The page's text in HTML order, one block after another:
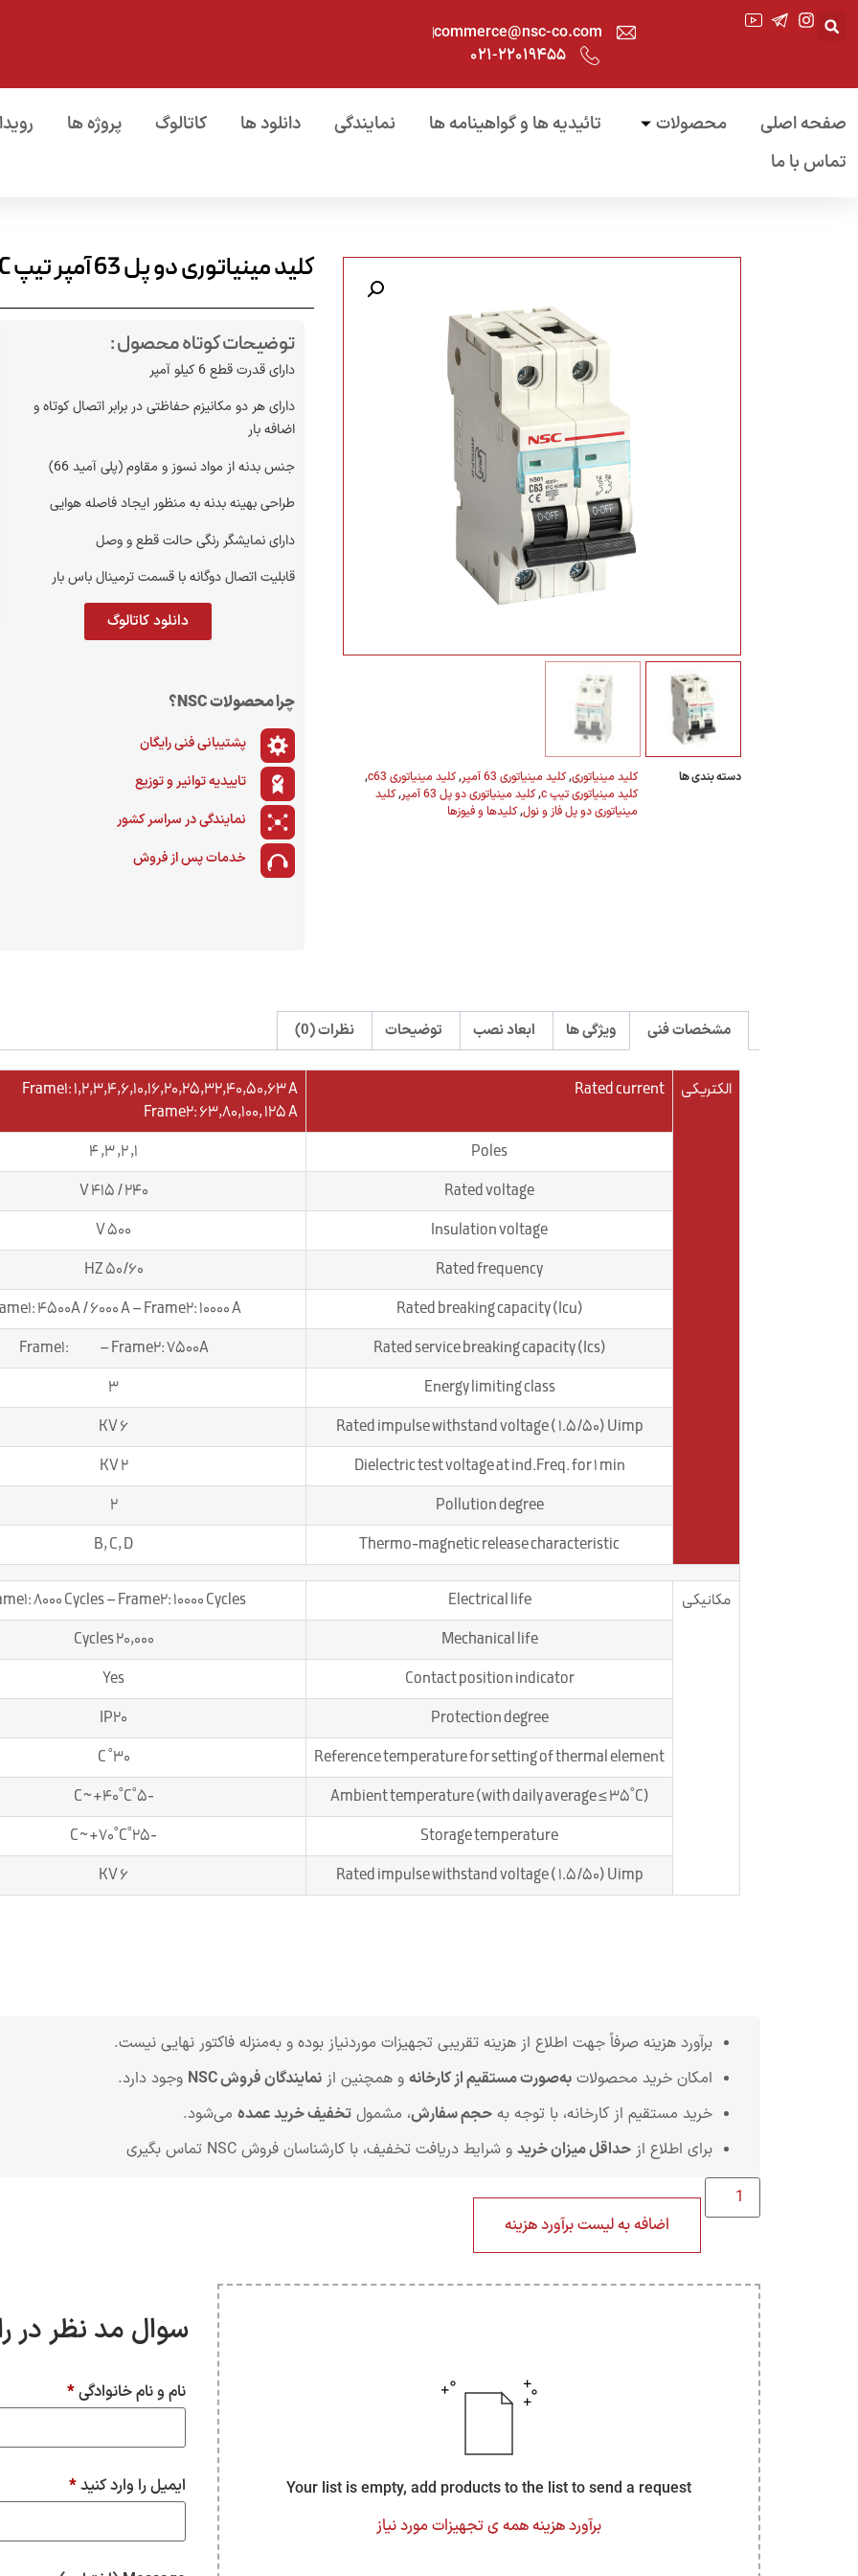
commerce@nsc-co.com
۰۲۱-۲۲۰۱۹۴۵۵
صفحه اصلی محصولات تائیدیه ها و گواهینامه ها نمایندگی دانلود ها کاتالوگ پروژه ها
تماس با ما
دسته بندی ها کلید مینیاتوری,کلید مینیاتوری 63 آمپر ,کلید مینیاتوری c63
,
کلید مینیاتوری تیپ c ,کلید مینیاتوری دو پل 63 آمپر ,کلید
مینیاتوری دو پل فاز و نول,کلیدها و فیوزها
کلید مینیاتوری دو پل 63 آمپر تیپ C (فاز و نول)
توضیحات کوتاه محصول :
دارای قدرت قطع 6 کیلو آمپر
دارای هر دو مکانیزم حفاظتی در برابر اتصال کوتاه و
اضافه بار
جنس بدنه از مواد نسوز و مقاوم (پلی آمید 66)
طراحی بهینه بدنه به منظور ایجاد فاصله هوایی
دارای نمایشگر رنگی حالت قطع و وصل
قابلیت اتصال دوگانه با قسمت ترمینال باس بار
دانلود کاتالوگ
چرا محصولات NSC؟
پشتیبانی فنی رایگان
تاییدیه توانیر و توزیع
نمایندگی در سراسر کشور
خدمات پس از فروش
مشتریان جدید- پشتیبانی فروش
021-22022923 | داخلی 2
تماس
مدیر بازرگانی
۰۲۱-۲۲۰۱۹۳۸۰
تماس
تیم فروش
مشخصات فنی ویژگی ها ابعاد نصب توضیحات نظرات (0)
الکتریکی Rated current
Frame1: 1,2,3,4,6,10,16,20,25,32,40,50,63 A
Frame2: 63,80,100, 125 A
Poles
1, 2, 3, 4
Rated voltage
240 / 415 V
Insulation voltage
500 V
Rated frequency
50/60 HZ
Rated breaking capacity (Icu)
4500A / 6000 A – Frame2: 10000 A
Rated service breaking capacity (Ics)
Frame1: – Frame2: 7500A
Energy limiting class
3
Rated impulse withstand voltage ( 1.5/50) Uimp
6 KV
Dielectric test voltage at ind.Freq. for 1 min
2 KV
Pollution degree
2
Thermo-magnetic release characteristic
B, C, D
مکانیکی Electrical life
8000 Cycles – Frame2: 10000 Cycles
Mechanical life
20,000 Cycles
Contact position indicator
Yes
Protection degree
IP20
Reference temperature for setting of thermal element
30˚ C
Ambient temperature (with daily average ≤ 35˚C)
-5˚C~+40˚C
Storage temperature
-25˚C~+70˚C
Rated impulse withstand voltage ( 1.5/50) Uimp
6 KV
Your list is empty, add products to the list to send a request
برآورد هزینه همه ی تجهیزات مورد نیاز
سوال مد نظر در
نام و نام خانوادگی*
ایمیل را وارد کنید*
اضافه به لیست برآورد هزینه
برآورد هزینه صرفاً جهت اطلاع از هزینه تقریبی تجهیزات موردنیاز بوده و به‌منزله فاکتور نهایی نیست.
امکان خرید محصولات به‌صورت مستقیم از کارخانه و همچنین از نمایندگان فروش NSC
وجود دارد.
خرید مستقیم از کارخانه، با توجه به حجم سفارش، مشمول تخفیف خرید عمده می‌شود.
برای اطلاع از حداقل میزان خرید و شرایط دریافت تخفیف، با کارشناسان فروش NSC تماس بگیری